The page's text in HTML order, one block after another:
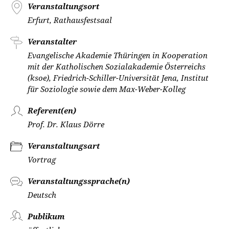
Veranstaltungsort
Erfurt, Rathausfestsaal
Veranstalter
Evangelische Akademie Thüringen in Kooperation
mit der Katholischen Sozialakademie Österreichs
(ksoe), Friedrich-Schiller-Universität Jena, Institut
für Soziologie sowie dem Max-Weber-Kolleg
Referent(en)
Prof. Dr. Klaus Dörre
Veranstaltungsart
Vortrag
Veranstaltungssprache(n)
Deutsch
Publikum